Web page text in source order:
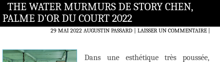
THE WATER MURMURS DE STORY CHEN,
PALME D’OR DU COURT 2022
29 MAI 2022 AUGUSTIN PASSARD LAISSER UN COMMENTAIRE|
Dans une esthétique très poussée,